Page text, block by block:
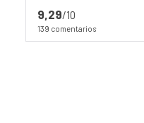
9,29/10
139 comentarios